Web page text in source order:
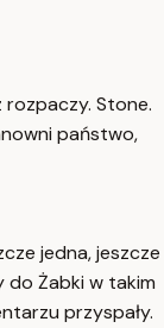
rozpaczy. Stone.
państwo,
jedna, jeszcze
do Żabki w takim
przyspały.